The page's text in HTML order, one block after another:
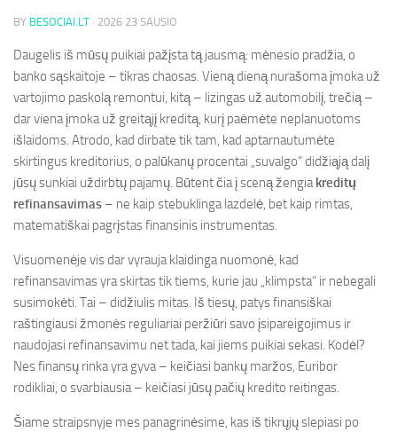
BY BESOCIAI.LT · 2026 23 SAUSIO
Daugelis iš mūsų puikiai pažįsta tą jausmą: mėnesio pradžia, o
banko sąskaitoje – tikras chaosas. Vieną dieną nurašoma įmoka už
vartojimo paskolą remontui, kitą – lizingas už automobilį, trečią –
dar viena įmoka už greitąjį kreditą, kurį paėmėte neplanuotoms
išlaidoms. Atrodo, kad dirbate tik tam, kad aptarnautumėte
skirtingus kreditorius, o palūkanų procentai „suvalgo“ didžiąją dalį
jūsų sunkiai uždirbtų pajamų. Būtent čia į sceną žengiakreditų
refinansavimas – ne kaip stebuklinga lazdelė, bet kaip rimtas,
matematiškai pagrįstas finansinis instrumentas.
Visuomenėje vis dar vyrauja klaidinga nuomonė, kad
refinansavimas yra skirtas tik tiems, kurie jau „klimpsta“ ir nebegali
susimokėti. Tai – didžiulis mitas. Iš tiesų, patys finansiškai
raštingiausi žmonės reguliariai peržiūri savo įsipareigojimus ir
naudojasi refinansavimu net tada, kai jiems puikiai sekasi. Kodėl?
Nes finansų rinka yra gyva – keičiasi bankų maržos, Euribor
rodikliai, o svarbiausia – keičiasi jūsų pačių kredito reitingas.
Šiame straipsnyje mes panagrinėsime, kas iš tikrųjų slepiasi po